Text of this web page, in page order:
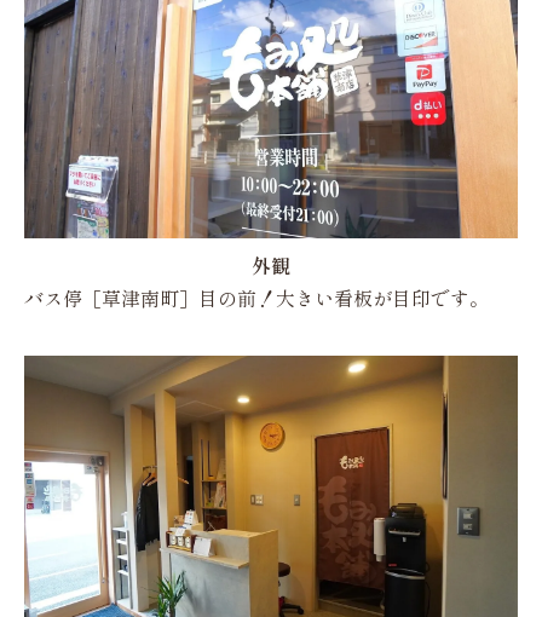
外観
バス停［草津南町］目の前！大きい看板が目印です。